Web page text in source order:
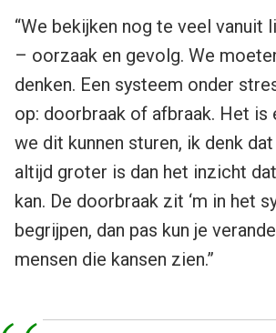
“We bekijken nog te veel vanuit
– oorzaak en gevolg. We
denken. Een systeem onder
op: doorbraak of afbraak. Het is
we dit kunnen sturen, ik denk
altijd groter is dan het inzicht
kan. De doorbraak zit ‘m in het
begrijpen, dan pas kun je
mensen die kansen zien.”